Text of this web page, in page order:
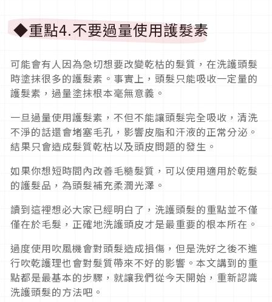
◆重點4.不要過量使用護髮素
可能會有人因為急切想要改變乾枯的髮質，在洗護頭髮
時塗抹很多的護髮素。事實上，頭髮只能吸收一定量的
護髮素，過量塗抹根本毫無意義。
一旦過量使用護髮素，不但不能讓頭髮完全吸收，清洗
不淨的話還會堵塞毛孔，影響皮脂和汗液的正常分泌。
結果只會造成髮質乾枯以及頭皮問題的發生。
如果你想短時間內改善毛糙髮質，可以使用適用於乾髮
的護髮品，為頭髮補充柔潤光澤。
讀到這裡想必大家已經明白了，洗護頭髮的重點並不僅
僅在於毛髮，正確地洗護頭皮才是最重要的根本所在。
過度使用吹風機會對頭髮造成損傷，但是洗好之後不進
行吹乾護理也會對髮質帶來不好的影響。本文講到的重
點都是最基本的步驟，就讓我們從今天開始，重新認識
洗護頭髮的方法吧。